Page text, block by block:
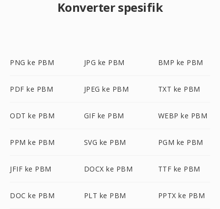
Konverter spesifik
PNG ke PBM JPG ke PBM BMP ke PBM
PDF ke PBM JPEG ke PBM TXT ke PBM
ODT ke PBM GIF ke PBM WEBP ke PBM
PPM ke PBM SVG ke PBM PGM ke PBM
JFIF ke PBM DOCX ke PBM TTF ke PBM
DOC ke PBM PLT ke PBM PPTX ke PBM